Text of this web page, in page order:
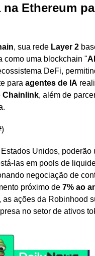
Ethereum
, sua rede Layer 2
como uma blockchain "
para agentes de IA
Chainlink, além de
)
Unidos, poderão
las em pools de
próximo de 7% ao
ações da Robinhood
no setor de ativos